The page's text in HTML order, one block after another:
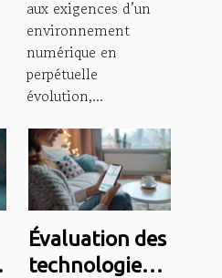
performance
aux exigences d’un
environnement
numérique en
perpétuelle
évolution,...
Évaluation des
technologies